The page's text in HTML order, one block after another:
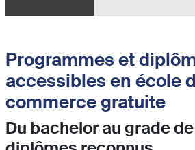
Programmes et
accessibles en école
commerce gratuite
Du bachelor au grade